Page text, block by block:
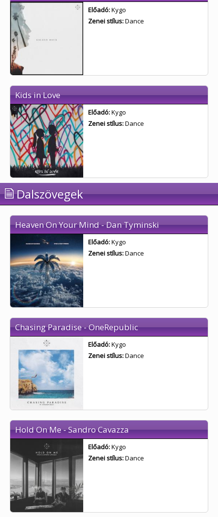
Előadó:Kygo
Zenei stílus:Dance
Kids in Love
Előadó:Kygo
Zenei stílus:Dance
Dalszövegek
Heaven On Your Mind - Dan Tyminski
Előadó:Kygo
Zenei stílus:Dance
Chasing Paradise - OneRepublic
Előadó:Kygo
Zenei stílus:Dance
Hold On Me - Sandro Cavazza
Előadó:Kygo
Zenei stílus:Dance